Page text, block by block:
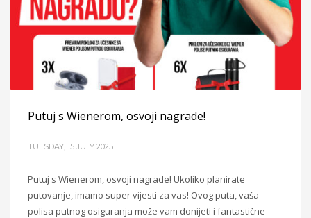
Putuj s Wienerom, osvoji nagrade!
TUESDAY, 15 JULY 2025
Putuj s Wienerom, osvoji nagrade! Ukoliko planirate
putovanje, imamo super vijesti za vas! Ovog puta, vaša
polisa putnog osiguranja može vam donijeti i fantastične